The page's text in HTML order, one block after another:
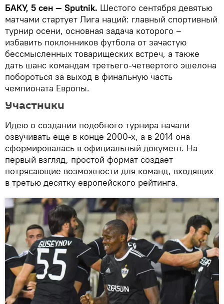
БАКУ, 5 сен — Sputnik. Шестого сентября девятью
матчами стартует Лига наций: главный спортивный
турнир осени, основная задача которого –
избавить поклонников футбола от зачастую
бессмысленных товарищеских встреч, а также
дать шанс командам третьего-четвертого эшелона
побороться за выход в финальную часть
чемпионата Европы.
Участники
Идею о создании подобного турнира начали
озвучивать еще в конце 2000-х, а в 2014 она
сформировалась в официальный документ. На
первый взгляд, простой формат создает
потрясающие возможности для команд, входящих
в третью десятку европейского рейтинга.